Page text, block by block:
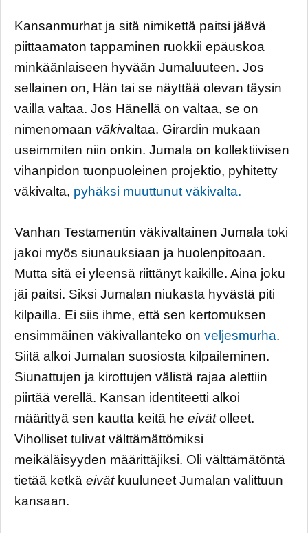
Kansanmurhat ja sitä nimikettä paitsi jäävä
piittaamaton tappaminen ruokkii epäuskoa
minkäänlaiseen hyvään Jumaluuteen. Jos
sellainen on, Hän tai se näyttää olevan täysin
vailla valtaa. Jos Hänellä on valtaa, se on
nimenomaan väkivaltaa. Girardin mukaan
useimmiten niin onkin. Jumala on kollektiivisen
vihanpidon tuonpuoleinen projektio, pyhitetty
väkivalta, pyhäksi muuttunut väkivalta.
Vanhan Testamentin väkivaltainen Jumala toki
jakoi myös siunauksiaan ja huolenpitoaan.
Mutta sitä ei yleensä riittänyt kaikille. Aina joku
jäi paitsi. Siksi Jumalan niukasta hyvästä piti
kilpailla. Ei siis ihme, että sen kertomuksen
ensimmäinen väkivallanteko on veljesmurha.
Siitä alkoi Jumalan suosiosta kilpaileminen.
Siunattujen ja kirottujen välistä rajaa alettiin
piirtää verellä. Kansan identiteetti alkoi
määrittyä sen kautta keitä he eivätolleet.
Viholliset tulivat välttämättömiksi
meikäläisyyden määrittäjiksi. Oli välttämätöntä
tietää ketkä eivätkuuluneet Jumalan valittuun
kansaan.